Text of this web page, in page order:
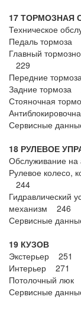
17 ТОРМОЗНАЯ
Техническое
Педаль тормоза
Главный
229
Передние
Задние тормоза
Стояночная
Сервисные
18 РУЛЕВОЕ
Обслуживание
Рулевое колесо,
244
Гидравлический
механизм 246
Сервисные
19 КУЗОВ
Экстерьер 251
Интерьер 271
Потолочный
Сервисные